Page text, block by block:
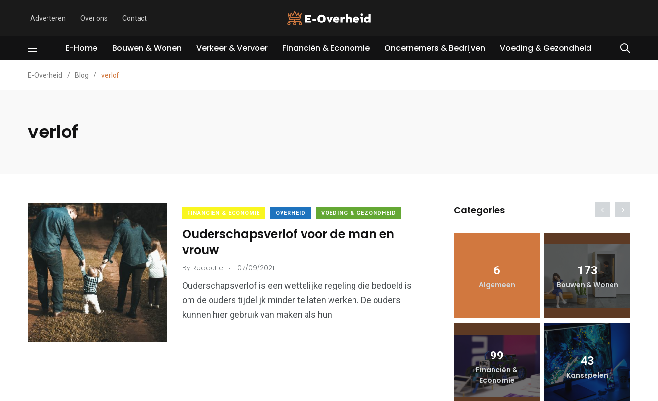
Adverteren Over ons Contact
E-Home Bouwen & Wonen Verkeer & Vervoer Financiën & Economie Ondernemers & Bedrijven Voeding & Gezondheid
E-Overheid / Blog / verlof
verlof
FINANCIËN & ECONOMIE OVERHEID VOEDING & GEZONDHEID
Ouderschapsverlof voor de man en
vrouw
By Redactie . 07/09/2021
Ouderschapsverlof is een wettelijke regeling die bedoeld is
om de ouders tijdelijk minder te laten werken. De ouders
kunnen hier gebruik van maken als hun
Categories
6
Algemeen
173
Bouwen & Wonen
Bedrijven
Overheid
6
Algemeen
173
Bouwen & Wonen
99
Financiën &
Economie
43
Kansspelen